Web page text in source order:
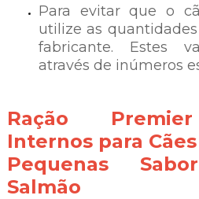
Para evitar que o
utilize as
fabricante. Estes
através de inúmeros
Ração
Internos para
Pequenas
Salmão